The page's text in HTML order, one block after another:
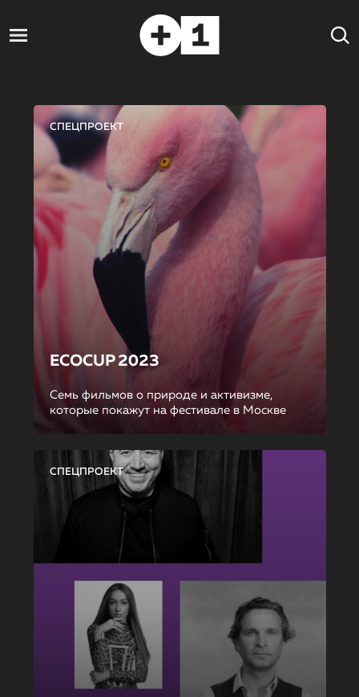
СПЕЦПРОЕКТ
ECOCUP 2023
Семь фильмов о природе и активизме,
которые покажут на фестивале в Москве
СПЕЦПРОЕКТ